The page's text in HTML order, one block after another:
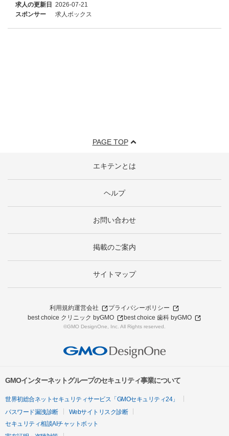
求人の更新日 2026-07-21
スポンサー
求人ボックス
PAGE TOP
エキテンとは
ヘルプ
お問い合わせ
掲載のご案内
サイトマップ
利用規約運営会社
プライバシーポリシー
best choice クリニック byGMO
best choice 歯科 byGMO
©GMO DesignOne, Inc. All Rights reserved.
GMOインターネットグループのセキュリティ事業について
世界初総合ネットセキュリティサービス「GMOセキュリティ24」
パスワード漏洩診断
Webサイトリスク診断
セキュリティ相談AIチャットボット